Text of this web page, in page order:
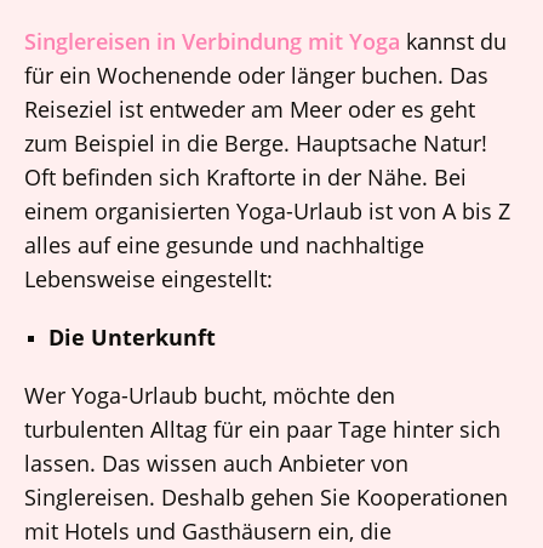
Singlereisen in Verbindung mit Yoga kannst du
für ein Wochenende oder länger buchen. Das
Reiseziel ist entweder am Meer oder es geht
zum Beispiel in die Berge. Hauptsache Natur!
Oft befinden sich Kraftorte in der Nähe. Bei
einem organisierten Yoga-Urlaub ist von A bis Z
alles auf eine gesunde und nachhaltige
Lebensweise eingestellt:
Die Unterkunft
Wer Yoga-Urlaub bucht, möchte den
turbulenten Alltag für ein paar Tage hinter sich
lassen. Das wissen auch Anbieter von
Singlereisen. Deshalb gehen Sie Kooperationen
mit Hotels und Gasthäusern ein, die